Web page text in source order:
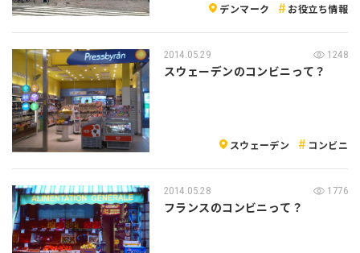
デンマーク お役立ち情報
2014.05.29 1248
スウェーデンのコンビニって？
スウェーデン コンビニ
2014.05.28 1776
フランスのコンビニって？